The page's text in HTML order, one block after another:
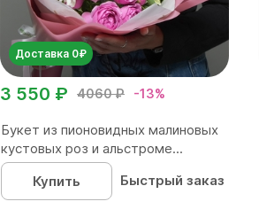
Доставка 0₽
4060 ₽ -13%
3 550 ₽
Букет из пионовидных малиновых
кустовых роз и альстроме...
Купить
Быстрый заказ